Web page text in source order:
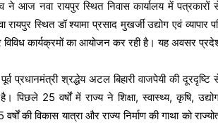
आज नवा रायपुर स्थित निवास कार्यालय में पत्रकारों
स्थित डॉ श्यामा प्रसाद मुखर्जी उद्योग एवं
कार्यक्रमों का आयोजन कर रही है। यह अवसर
प्रधानमंत्री श्रद्धेय अटल बिहारी वाजपेयी की
पिछले 25 वर्षों में राज्य ने शिक्षा, स्वास्थ्य, कृषि,
की विकास यात्रा और राज्य निर्माण की गाथा को